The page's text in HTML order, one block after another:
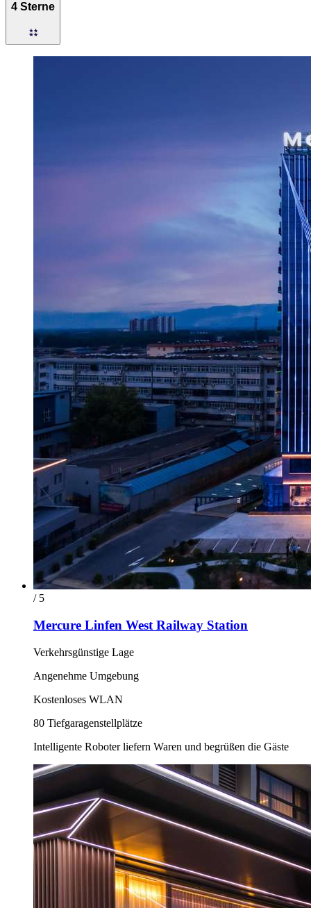
4 Sterne
/ 5
Mercure Linfen West Railway Station
Verkehrsgünstige Lage
Angenehme Umgebung
Kostenloses WLAN
80 Tiefgaragenstellplätze
Intelligente Roboter liefern Waren und begrüßen die Gäste